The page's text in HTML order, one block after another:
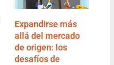
Expandirse más
allá del mercado
de origen: los
desafíos de